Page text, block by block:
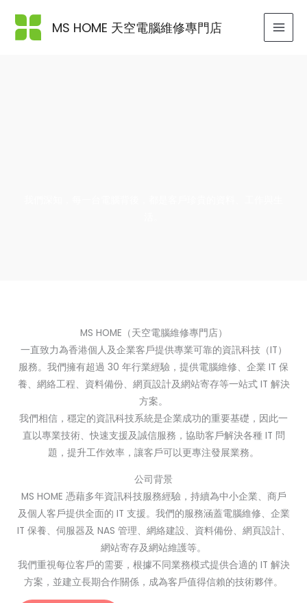
content
MS HOME 天空電腦維修專門店
MS HOME（天空電腦維修專門店）
一直致力為香港個人及企業客戶提供專業可靠的資訊科技（IT）
服務。我們擁有超過 30 年行業經驗，提供電腦維修、企業 IT 保
養、網絡工程、資料備份、網頁設計及網站寄存等一站式 IT 解決
方案。
我們相信，穩定的資訊科技系統是企業成功的重要基礎，因此一
直以專業技術、快速支援及誠信服務，協助客戶解決各種 IT 問
題，提升工作效率，讓客戶可以更專注發展業務。
公司背景
MS HOME 憑藉多年資訊科技服務經驗，持續為中小企業、商戶
及個人客戶提供全面的 IT 支援。我們的服務涵蓋電腦維修、企業
IT 保養、伺服器及 NAS 管理、網絡建設、資料備份、網頁設計、
網站寄存及網站維護等。
我們重視每位客戶的需要，根據不同業務模式提供合適的 IT 解決
方案，並建立長期合作關係，成為客戶值得信賴的技術夥伴。